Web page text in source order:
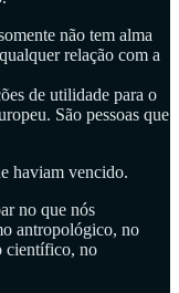
não tem alma
relação com a
de utilidade para o
São pessoas que
haviam vencido.
no que nós
antropológico, no
científico, no